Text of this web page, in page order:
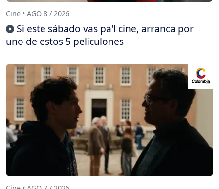
Cine • AGO 8 / 2026
Si este sábado vas pa'l cine, arranca por
uno de estos 5 peliculones